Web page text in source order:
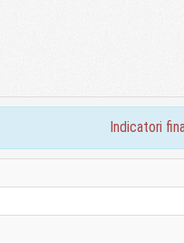
indicatori